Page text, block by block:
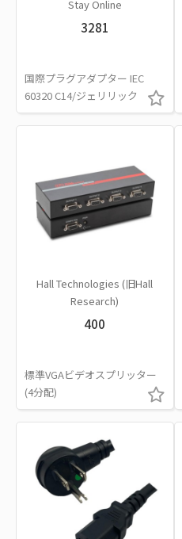
Stay Online
3281
国際プラグアダプター IEC
60320 C14/ジェリリック
Hall Technologies (旧Hall
Research)
400
標準VGAビデオスプリッター
(4分配)